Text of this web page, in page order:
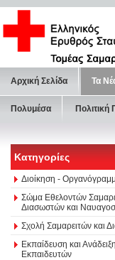
Αρχική Σελίδα Τα
Πολυμέσα
Κατηγορίες
Διοίκηση -
Σώμα Εθελοντών
Διασωστών και
Σχολή Σαμαρειτών και
Εκπαίδευση και Ανάδειξη
Εκπαιδευτών